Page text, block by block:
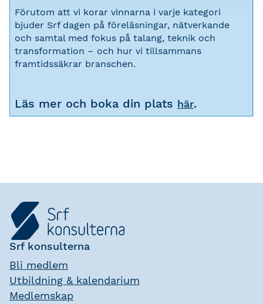
Förutom att vi korar vinnarna i varje kategori
bjuder Srf dagen på föreläsningar, nätverkande
och samtal med fokus på talang, teknik och
transformation – och hur vi tillsammans
framtidssäkrar branschen.
Läs mer och boka din plats här.
Srf konsulterna
Bli medlem
Utbildning & kalendarium
Medlemskap